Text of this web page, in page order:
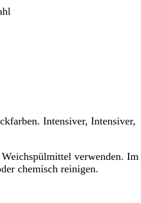
Intensiver, Intensiver,
verwenden. Im
chemisch reinigen.